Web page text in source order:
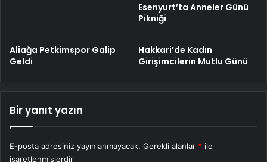
Esenyurt’ta Anneler Günü
Pikniği
Aliağa Petkimspor Galip
Geldi
Hakkari’de Kadın
Girişimcilerin Mutlu Günü
Bir yanıt yazın
E-posta adresiniz yayınlanmayacak. Gerekli alanlar * ile
işaretlenmişlerdir